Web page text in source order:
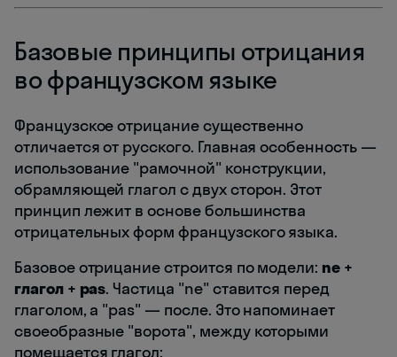
Базовые принципы отрицания
во французском языке
Французское отрицание существенно
отличается от русского. Главная особенность —
использование "рамочной" конструкции,
обрамляющей глагол с двух сторон. Этот
принцип лежит в основе большинства
отрицательных форм французского языка.
Базовое отрицание строится по модели: ne +
глагол + pas. Частица "ne" ставится перед
глаголом, а "pas" — после. Это напоминает
своеобразные "ворота", между которыми
помещается глагол: